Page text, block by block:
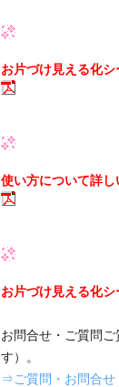
お片づけ見える化シ
使い方について詳し
お片づけ見える化シ
お問合せ・ご質問
す）。
⇒ご質問・お問合せ